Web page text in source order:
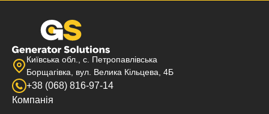
Київська обл., с. Петропавлівська
Борщагівка, вул. Велика Кільцева, 4Б
+38 (068) 816-97-14
Компанія